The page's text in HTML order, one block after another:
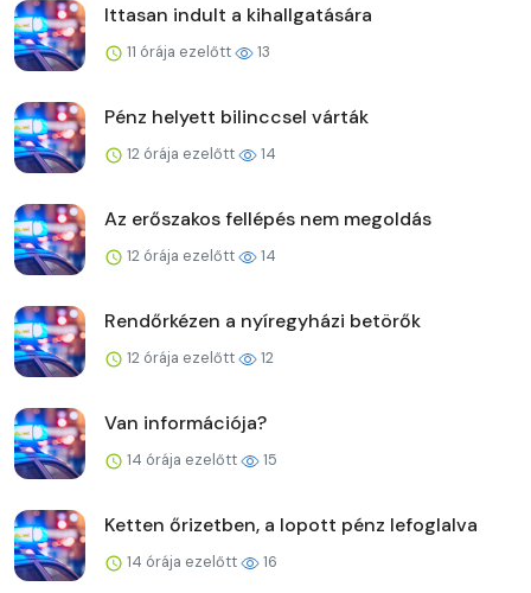
Ittasan indult a kihallgatására
11 órája ezelőtt 13
Pénz helyett bilinccsel várták
12 órája ezelőtt 14
Az erőszakos fellépés nem megoldás
12 órája ezelőtt 14
Rendőrkézen a nyíregyházi betörők
12 órája ezelőtt 12
Van információja?
14 órája ezelőtt 15
Ketten őrizetben, a lopott pénz lefoglalva
14 órája ezelőtt 16